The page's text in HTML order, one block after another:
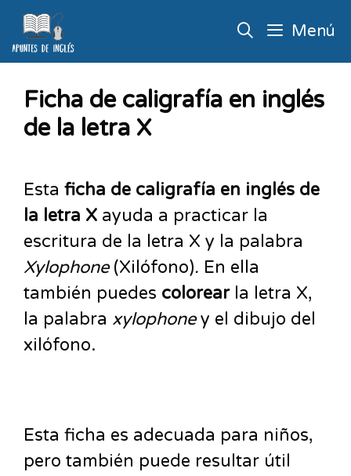
Menú
Ficha de caligrafía en inglés
de la letra X
Esta ficha de caligrafía en inglés de
la letra X ayuda a practicar la
escritura de la letra X y la palabra
Xylophone(Xilófono). En ella
también puedes colorear la letra X,
la palabra xylophoney el dibujo del
xilófono.
Esta ficha es adecuada para niños,
pero también puede resultar útil